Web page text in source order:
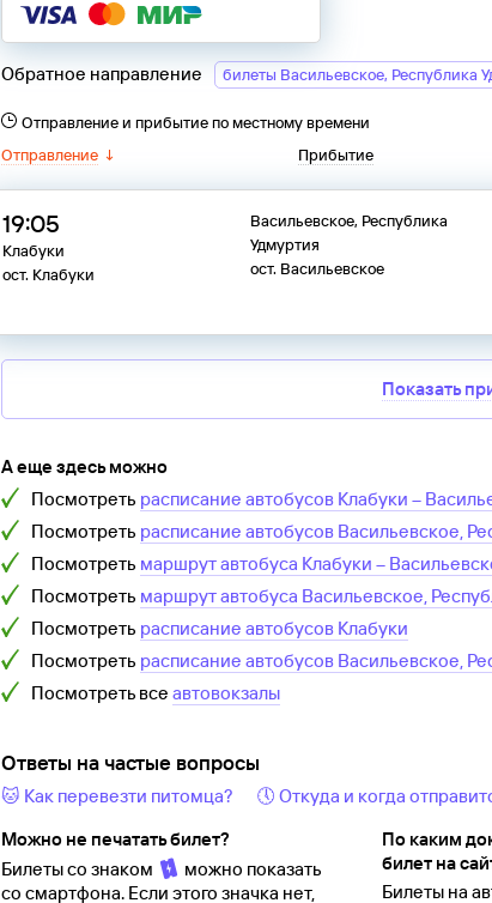
Обратное направление билеты Васильевское, Республика
Отправление и прибытие по местному времени
Отправление ↓ Прибытие
19:05
Клабуки
ост. Клабуки
Васильевское, Республика
Удмуртия
ост. Васильевское
Показать
А еще здесь можно
Посмотреть расписание автобусов Клабуки –
Посмотреть расписание автобусов Васильевское,
Посмотреть маршрут автобуса Клабуки –
Посмотреть маршрут автобуса Васильевское,
Посмотреть расписание автобусов Клабуки
Посмотреть расписание автобусов Васильевское,
Посмотреть все автовокзалы
Ответы на частые вопросы
🐱 Как перевезти питомца? 🕔 Откуда и когда
Можно не печатать билет?
Билеты со знаком
можно показать
со смартфона. Если этого значка нет,
По каким
билет на
Билеты на